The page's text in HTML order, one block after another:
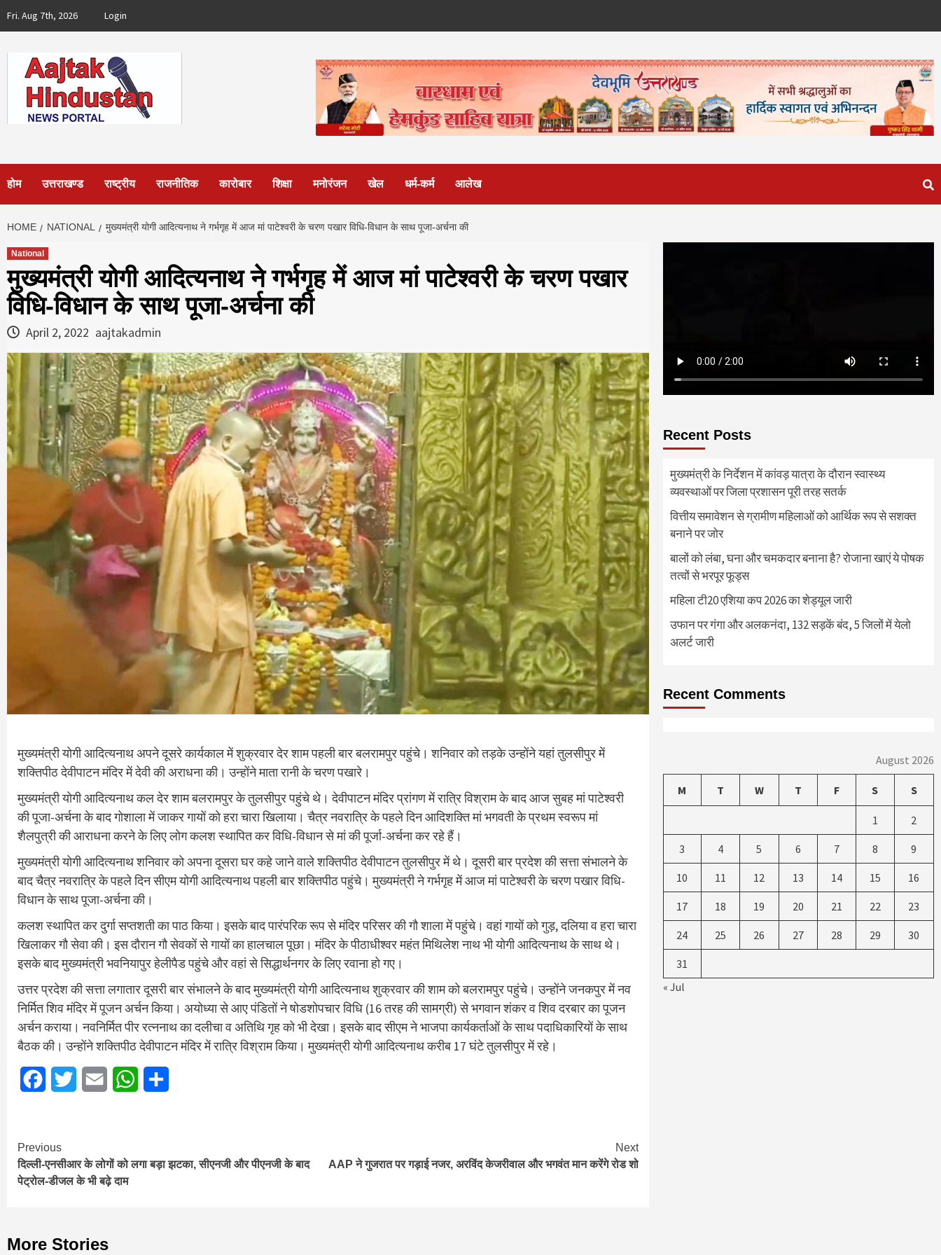
Fri. Aug 7th, 2026 Login
होम उत्तराखण्ड राष्ट्रीय राजनीतिक कारोबार शिक्षा मनोरंजन खेल धर्म-कर्म आलेख
HOME NATIONAL मुख्यमंत्री योगी आदित्यनाथ ने गर्भगृह में आज मां पाटेश्वरी के चरण पखार विधि-विधान के साथ पूजा-अर्चना की
National
मुख्यमंत्री योगी आदित्यनाथ ने गर्भगृह में आज मां पाटेश्वरी के चरण पखार
विधि-विधान के साथ पूजा-अर्चना की
April 2, 2022 aajtakadmin
मुख्यमंत्री योगी आदित्यनाथ अपने दूसरे कार्यकाल में शुक्रवार देर शाम पहली बार बलरामपुर पहुंचे। शनिवार को तड़के उन्होंने यहां तुलसीपुर में
शक्तिपीठ देवीपाटन मंदिर में देवी की अराधना की। उन्होंने माता रानी के चरण पखारे।
मुख्यमंत्री योगी आदित्यनाथ कल देर शाम बलरामपुर के तुलसीपुर पहुंचे थे। देवीपाटन मंदिर प्रांगण में रात्रि विश्राम के बाद आज सुबह मां पाटेश्वरी
की पूजा-अर्चना के बाद गोशाला में जाकर गायों को हरा चारा खिलाया। चैत्र नवरात्रि के पहले दिन आदिशक्ति मां भगवती के प्रथम स्वरूप मां
शैलपुत्री की आराधना करने के लिए लोग कलश स्थापित कर विधि-विधान से मां की पूर्जा-अर्चना कर रहे हैं।
मुख्यमंत्री योगी आदित्यनाथ शनिवार को अपना दूसरा घर कहे जाने वाले शक्तिपीठ देवीपाटन तुलसीपुर में थे। दूसरी बार प्रदेश की सत्ता संभालने के
बाद चैत्र नवरात्रि के पहले दिन सीएम योगी आदित्यनाथ पहली बार शक्तिपीठ पहुंचे। मुख्यमंत्री ने गर्भगृह में आज मां पाटेश्वरी के चरण पखार विधि-
विधान के साथ पूजा-अर्चना की।
कलश स्थापित कर दुर्गा सप्तशती का पाठ किया। इसके बाद पारंपरिक रूप से मंदिर परिसर की गौ शाला में पहुंचे। वहां गायों को गुड़, दलिया व हरा चारा
खिलाकर गौ सेवा की। इस दौरान गौ सेवकों से गायों का हालचाल पूछा। मंदिर के पीठाधीश्वर महंत मिथिलेश नाथ भी योगी आदित्यनाथ के साथ थे।
इसके बाद मुख्यमंत्री भवनियापुर हेलीपैड पहुंचे और वहां से सिद्धार्थनगर के लिए रवाना हो गए।
उत्तर प्रदेश की सत्ता लगातार दूसरी बार संभालने के बाद मुख्यमंत्री योगी आदित्यनाथ शुक्रवार की शाम को बलरामपुर पहुंचे। उन्होंने जनकपुर में नव
निर्मित शिव मंदिर में पूजन अर्चन किया। अयोध्या से आए पंडितों ने षोडशोपचार विधि (16 तरह की सामग्री) से भगवान शंकर व शिव दरबार का पूजन
अर्चन कराया। नवनिर्मित पीर रत्ननाथ का दलीचा व अतिथि गृह को भी देखा। इसके बाद सीएम ने भाजपा कार्यकर्ताओं के साथ पदाधिकारियों के साथ
बैठक की। उन्होंने शक्तिपीठ देवीपाटन मंदिर में रात्रि विश्राम किया। मुख्यमंत्री योगी आदित्यनाथ करीब 17 घंटे तुलसीपुर में रहे।
FacebookTwitter Email WhatsApp
Continue
Reading
Previous
दिल्ली-एनसीआर के लोगों को लगा बड़ा झटका, सीएनजी और पीएनजी के बाद
पेट्रोल-डीजल के भी बढ़े दाम
Next
AAP ने गुजरात पर गड़ाई नजर, अरविंद केजरीवाल और भगवंत मान करेंगे रोड शो
More Stories
Recent Posts
मुख्यमंत्री के निर्देशन में कांवड़ यात्रा के दौरान स्वास्थ्य
व्यवस्थाओं पर जिला प्रशासन पूरी तरह सतर्क
वित्तीय समावेशन से ग्रामीण महिलाओं को आर्थिक रूप से सशक्त
बनाने पर जोर
बालों को लंबा, घना और चमकदार बनाना है? रोजाना खाएं ये पोषक
तत्वों से भरपूर फूड्स
महिला टी20 एशिया कप 2026 का शेड्यूल जारी
उफान पर गंगा और अलकनंदा, 132 सड़कें बंद, 5 जिलों में येलो
अलर्ट जारी
Recent Comments
August 2026
M T W T F S S
1 2
3 4 5 6 7 8 9
10 11 12 13 14 15 16
17 18 19 20 21 22 23
24 25 26 27 28 29 30
31
« Jul